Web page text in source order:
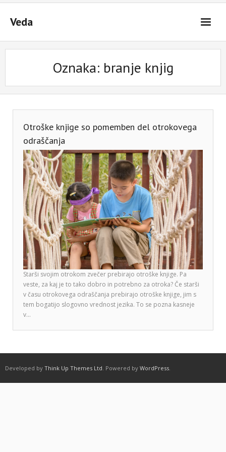
Skip
contentVeda
Oznaka: branje knjig
Otroške knjige so pomemben del otrokovega
odraščanja
Starši svojim otrokom zvečer prebirajo otroške knjige. Pa
veste, za kaj je to tako dobro in potrebno za otroka? Če starši
v času otrokovega odraščanja prebirajo otroške knjige, jim s
tem bogatijo slogovno vrednost jezika. To se pozna kasneje
v…
Developed by Think Up Themes Ltd. Powered by WordPress.